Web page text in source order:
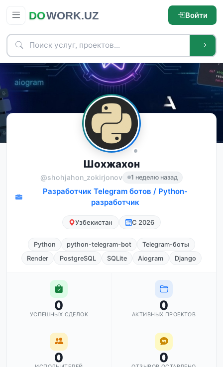
Войти
Шохжахон
@‍shohjahon_zokirjonov 1 неделю назад
Разработчик Telegram ботов / Python-
разработчик
Узбекистан С 2026
Python python-telegram-bot
Telegram-боты
Render
PostgreSQL SQLite Aiogram Django
0
УСПЕШНЫХ СДЕЛОК
0
АКТИВНЫХ ПРОЕКТОВ
0 0